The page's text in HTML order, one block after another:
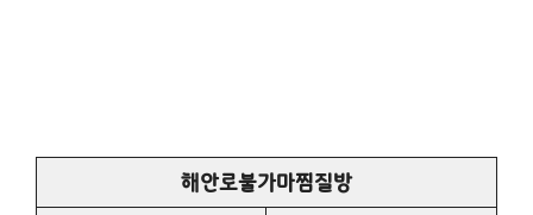
해안로불가마찜질방